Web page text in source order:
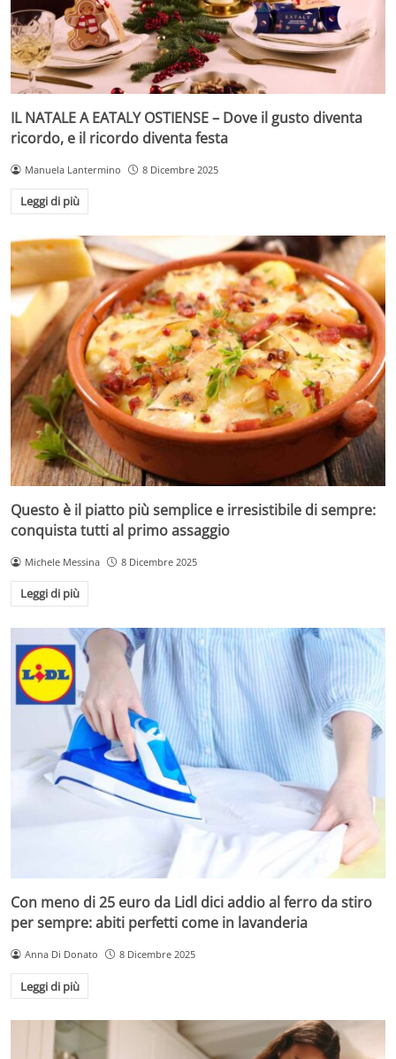
IL NATALE A EATALY OSTIENSE – Dove il gusto diventa
ricordo, e il ricordo diventa festa
Manuela Lantermino 8 Dicembre 2025
Leggi di più
Questo è il piatto più semplice e irresistibile di sempre:
conquista tutti al primo assaggio
Michele Messina 8 Dicembre 2025
Leggi di più
Con meno di 25 euro da Lidl dici addio al ferro da stiro
per sempre: abiti perfetti come in lavanderia
Anna Di Donato 8 Dicembre 2025
Leggi di più